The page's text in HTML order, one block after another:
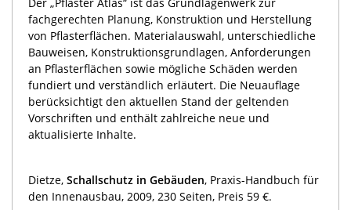
fachgerechten Planung, Konstruktion und Herstellung
von Pflasterflächen. Materialauswahl, unterschiedliche
Bauweisen, Konstruktionsgrundlagen, Anforderungen
an Pflasterflächen sowie mögliche Schäden werden
fundiert und verständlich erläutert. Die Neuauflage
berücksichtigt den aktuellen Stand der geltenden
Vorschriften und enthält zahlreiche neue und
aktualisierte Inhalte.
Dietze, Schallschutz in Gebäuden, Praxis-Handbuch für
den Innenausbau, 2009, 230 Seiten, Preis 59 €.